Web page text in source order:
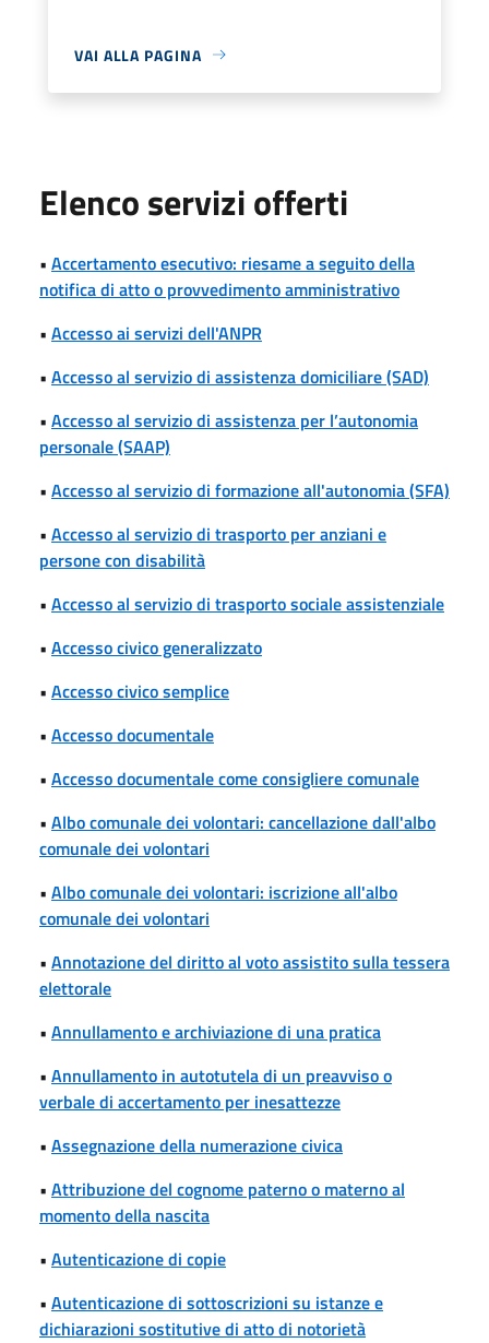
VAI ALLA PAGINA
Elenco servizi offerti
• Accertamento esecutivo: riesame a seguito della
notifica di atto o provvedimento amministrativo
• Accesso ai servizi dell'ANPR
• Accesso al servizio di assistenza domiciliare (SAD)
• Accesso al servizio di assistenza per l’autonomia
personale (SAAP)
• Accesso al servizio di formazione all'autonomia (SFA)
• Accesso al servizio di trasporto per anziani e
persone con disabilità
• Accesso al servizio di trasporto sociale assistenziale
• Accesso civico generalizzato
• Accesso civico semplice
• Accesso documentale
• Accesso documentale come consigliere comunale
• Albo comunale dei volontari: cancellazione dall'albo
comunale dei volontari
• Albo comunale dei volontari: iscrizione all'albo
comunale dei volontari
• Annotazione del diritto al voto assistito sulla tessera
elettorale
• Annullamento e archiviazione di una pratica
• Annullamento in autotutela di un preavviso o
verbale di accertamento per inesattezze
• Assegnazione della numerazione civica
• Attribuzione del cognome paterno o materno al
momento della nascita
• Autenticazione di copie
• Autenticazione di sottoscrizioni su istanze e
dichiarazioni sostitutive di atto di notorietà